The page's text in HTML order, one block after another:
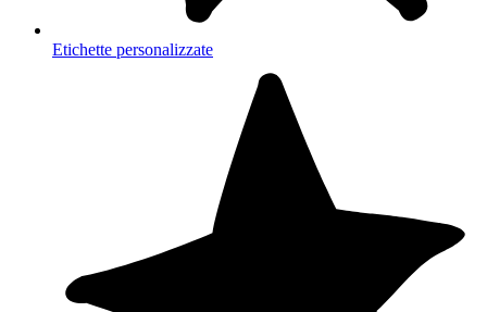
Etichette personalizzate